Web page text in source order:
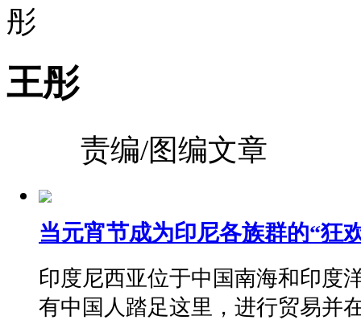
王彤
责编/图编文章
当元宵节成为印尼各族群的“狂
印度尼西亚位于中国南海和印度
有中国人踏足这里，进行贸易并